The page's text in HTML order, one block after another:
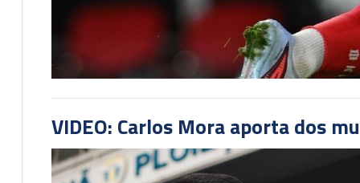
VIDEO: Carlos Mora aporta dos